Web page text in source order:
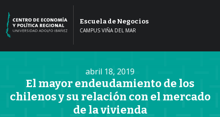
Escuela de Negocios
CAMPUS VIÑA DEL MAR
abril 18, 2019
El mayor endeudamiento de los
chilenos y su relación con el mercado
de la vivienda